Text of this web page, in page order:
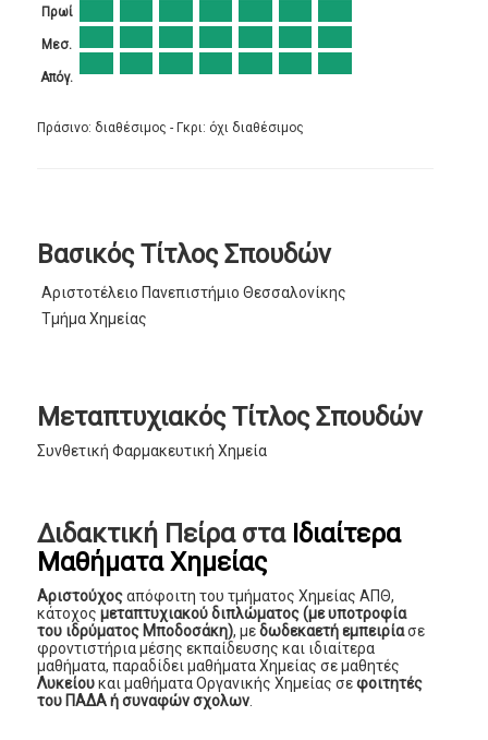
Πρωί
Μεσ.
Απόγ.
Πράσινο: διαθέσιμος - Γκρι: όχι διαθέσιμος
Βασικός Τίτλος Σπουδών
Αριστοτέλειο Πανεπιστήμιο Θεσσαλονίκης
Τμήμα Χημείας
Μεταπτυχιακός Τίτλος Σπουδών
Συνθετική Φαρμακευτική Χημεία
Διδακτική Πείρα στα Ιδιαίτερα
Μαθήματα Χημείας
Αριστούχοςαπόφοιτη του τμήματος Χημείας ΑΠΘ,
κάτοχοςμεταπτυχιακού διπλώματος (με υποτροφία
του ιδρύματος Μποδοσάκη), μεδωδεκαετή εμπειρίασε
φροντιστήρια μέσης εκπαίδευσης και ιδιαίτερα
μαθήματα, παραδίδει μαθήματα Χημείας σε μαθητές
Λυκείουκαι μαθήματα Οργανικής Χημείας σεφοιτητές
του ΠΑΔΑ ή συναφών σχολων